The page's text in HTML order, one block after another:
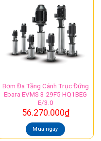
Bơm Đa Tầng Cánh Trục Đứng
Ebara EVMS 3 29F5 HQ1BEG
E/3.0
56.270.000₫
Mua ngay